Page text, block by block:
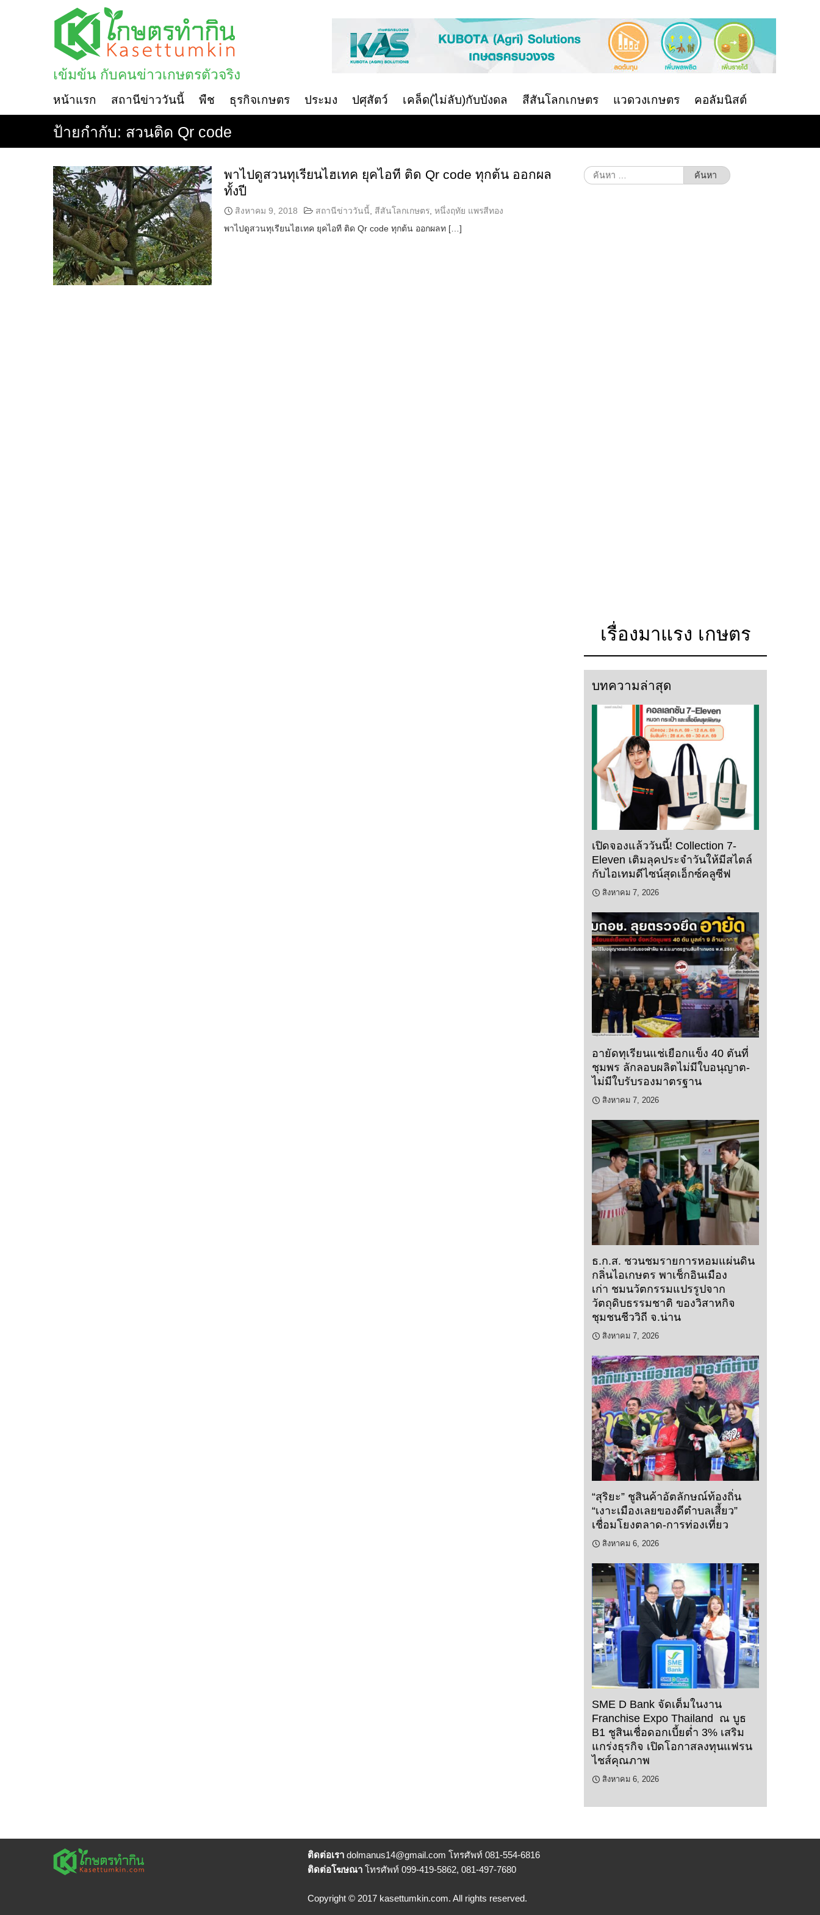
เข้มข้น กับคนข่าวเกษตรตัวจริง
หน้าแรก สถานีข่าววันนี้ พืช ธุรกิจเกษตร ประมง ปศุสัตว์ เคล็ด(ไม่ลับ)กับบังดล สีสันโลกเกษตร แวดวงเกษตร คอลัมนิสต์
ป้ายกำกับ: สวนติด Qr code
พาไปดูสวนทุเรียนไฮเทค ยุคไอที ติด Qr code ทุกต้น ออกผล
ทั้งปี
สิงหาคม 9, 2018 สถานีข่าววันนี้ สีสันโลกเกษตร, หนึ่งฤทัย แพรสีทอง
พาไปดูสวนทุเรียนไฮเทค ยุคไอที ติด Qr code ทุกต้น ออกผลท […]
ค้นหา
สำหรับ:
เรื่องมาแรง เกษตร
บทความล่าสุด
เปิดจองแล้ววันนี้! Collection 7-
Eleven เติมลุคประจำวันให้มีสไตล์
กับไอเทมดีไซน์สุดเอ็กซ์คลูซีฟ
สิงหาคม 7, 2026
อายัดทุเรียนแช่เยือกแข็ง 40 ตันที่
ชุมพร ลักลอบผลิตไม่มีใบอนุญาต-
ไม่มีใบรับรองมาตรฐาน
สิงหาคม 7, 2026
ธ.ก.ส. ชวนชมรายการหอมแผ่นดิน
กลิ่นไอเกษตร พาเช็กอินเมือง
เก่า ชมนวัตกรรมแปรรูปจาก
วัตถุดิบธรรมชาติ ของวิสาหกิจ
ชุมชนชีววิถี จ.น่าน
สิงหาคม 7, 2026
“สุริยะ” ชูสินค้าอัตลักษณ์ท้องถิ่น
“เงาะเมืองเลยของดีตำบลเสี้ยว”
เชื่อมโยงตลาด-การท่องเที่ยว
สิงหาคม 6, 2026
SME D Bank จัดเต็มในงาน
Franchise Expo Thailand ณ บูธ
B1 ชูสินเชื่อดอกเบี้ยต่ำ 3% เสริม
แกร่งธุรกิจ เปิดโอกาสลงทุนแฟรน
ไชส์คุณภาพ
สิงหาคม 6, 2026
ติดต่อเรา dolmanus14@gmail.com โทรศัพท์ 081-554-6816
ติดต่อโฆษณา โทรศัพท์ 099-419-5862, 081-497-7680
Copyright © 2017 kasettumkin.com. All rights reserved.